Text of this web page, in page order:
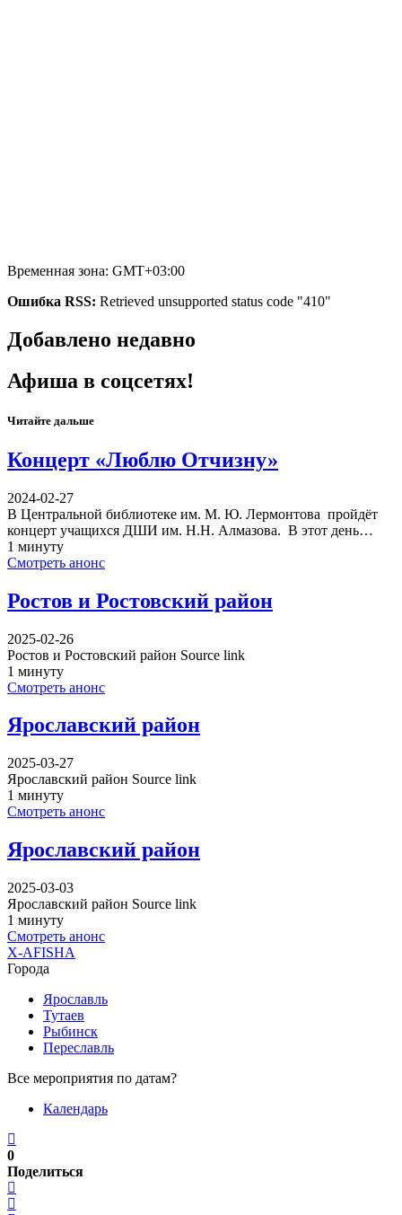
Временная зона: GMT+03:00
Ошибка RSS: Retrieved unsupported status code "410"
Добавлено недавно
Афиша в соцсетях!
Читайте дальше
Концерт «Люблю Отчизну»
2024-02-27
В Центральной библиотеке им. М. Ю. Лермонтова пройдёт
концерт учащихся ДШИ им. Н.Н. Алмазова. В этот день…
1 минуту
Смотреть анонс
Ростов и Ростовский район
2025-02-26
Ростов и Ростовский район Source link
1 минуту
Смотреть анонс
Ярославский район
2025-03-27
Ярославский район Source link
1 минуту
Смотреть анонс
Ярославский район
2025-03-03
Ярославский район Source link
1 минуту
Смотреть анонс
X-AFISHA
Города
Ярославль
Тутаев
Рыбинск
Переславль
Все мероприятия по датам?
Календарь
0
Поделиться